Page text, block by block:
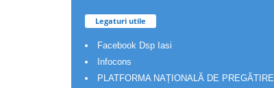
Legaturi utile
Facebook Dsp Iasi
Infocons
PLATFORMA NAȚIONALĂ DE PREGĂTIRE